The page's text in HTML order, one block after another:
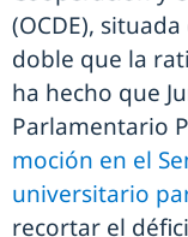
(OCDE),
doble que la
ha hecho que
Parlamentario
moción en el
universitario
recortar el